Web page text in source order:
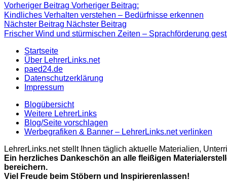
Vorheriger Beitrag Vorheriger Beitrag:
Kindliches Verhalten verstehen – Bedürfnisse erkennen
Nächster Beitrag Nächster Beitrag
Frischer Wind und stürmischen Zeiten – Sprachförderung
Startseite
Über LehrerLinks.net
paed24.de
Datenschutzerklärung
Impressum
Blogübersicht
Weitere LehrerLinks
Blog/Seite vorschlagen
Werbegrafiken & Banner – LehrerLinks.net verlinken
LehrerLinks.net stellt Ihnen täglich aktuelle Materialien,
Ein herzliches Dankeschön an alle fleißigen
bereichern.
Viel Freude beim Stöbern und Inspirierenlassen!